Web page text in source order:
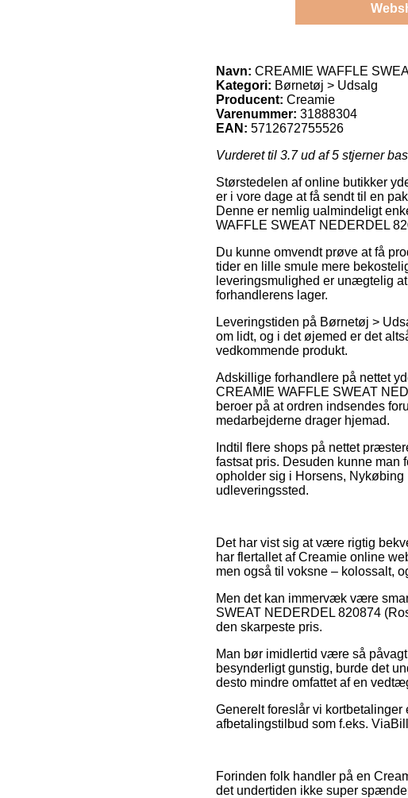
Navn: CREAMIE WAFFLE
Kategori: Børnetøj > Udsalg
Producent: Creamie
Varenummer: 31888304
EAN: 5712672755526
Vurderet til 3.7ud af 5 stjerner
Størstedelen af online butikker
er i vore dage at få sendt til en
Denne er nemlig ualmindeligt
WAFFLE SWEAT NEDERDEL
Du kunne omvendt prøve at få
tider en lille smule mere
leveringsmulighed er unægtelig
forhandlerens lager.
Leveringstiden på Børnetøj >
om lidt, og i det øjemed er det
vedkommende produkt.
Adskillige forhandlere på nettet
CREAMIE WAFFLE SWEAT
beroer på at ordren indsendes
medarbejderne drager hjemad.
Indtil flere shops på nettet
fastsat pris. Desuden kunne
opholder sig i Horsens,
udleveringssted.
Det har vist sig at være rigtig
har flertallet af Creamie online
men også til voksne – kolossalt,
Men det kan immervæk være
SWEAT NEDERDEL 820874
den skarpeste pris.
Man bør imidlertid være så
besynderligt gunstig, burde det
desto mindre omfattet af en
Generelt foreslår vi
afbetalingstilbud som f.eks.
Forinden folk handler på en
det undertiden ikke super